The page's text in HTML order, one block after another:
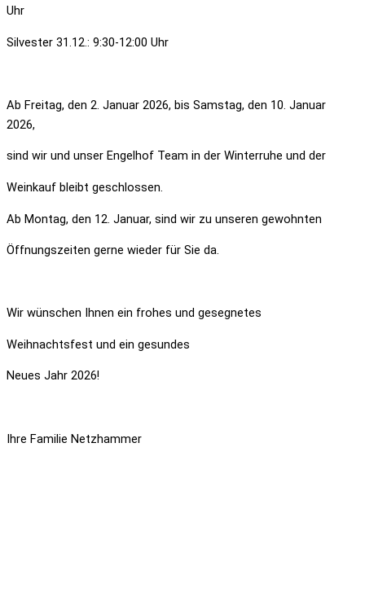
Uhr
Silvester 31.12.: 9:30-12:00 Uhr
Ab Freitag, den 2. Januar 2026, bis Samstag, den 10. Januar
2026,
sind wir und unser Engelhof Team in der Winterruhe und der
Weinkauf bleibt geschlossen.
Ab Montag, den 12. Januar, sind wir zu unseren gewohnten
Öffnungszeiten gerne wieder für Sie da.
Wir wünschen Ihnen ein frohes und gesegnetes
Weihnachtsfest und ein gesundes
Neues Jahr 2026!
Ihre Familie Netzhammer